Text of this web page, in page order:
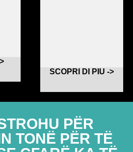
SCOPRI DI PIU ->
PËR
TONË PËR TË